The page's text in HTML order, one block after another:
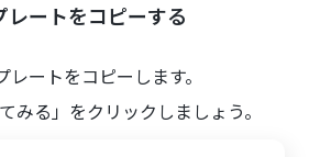
レートをコピーする
ートをコピーします。
みる」をクリックしましょう。